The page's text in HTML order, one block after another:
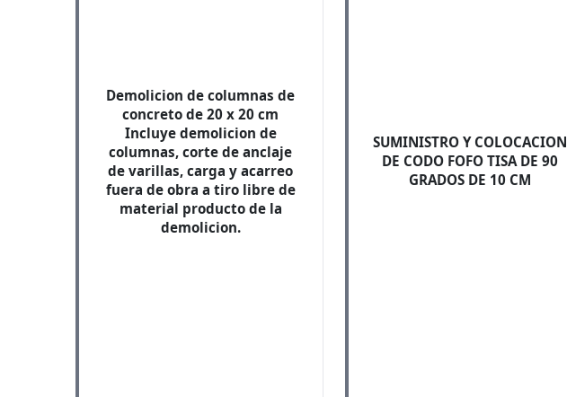
Demolicion de columnas de
concreto de 20 x 20 cm
Incluye demolicion de
columnas, corte de anclaje
de varillas, carga y acarreo
fuera de obra a tiro libre de
material producto de la
demolicion.
SUMINISTRO Y COLOCACION
DE CODO FOFO TISA DE 90
GRADOS DE 10 CM